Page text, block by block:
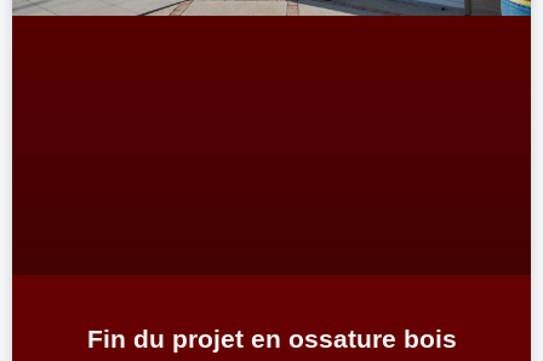
Fin du projet en ossature bois